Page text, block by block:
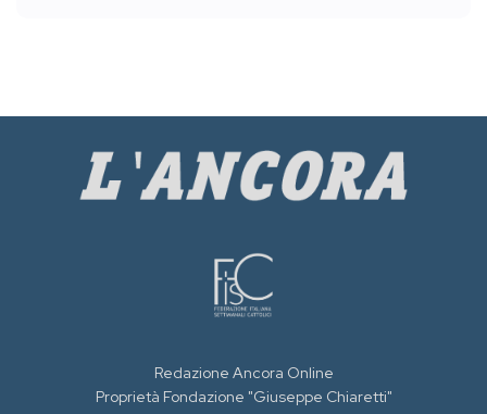
Redazione Ancora Online
Proprietà Fondazione "Giuseppe Chiaretti"